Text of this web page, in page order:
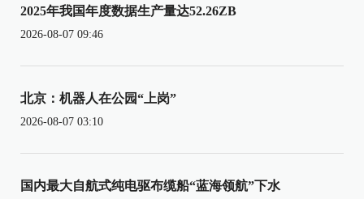
2025年我国年度数据生产量达52.26ZB
2026-08-07 09:46
北京：机器人在公园“上岗”
2026-08-07 03:10
国内最大自航式纯电驱布缆船“蓝海领航”下水